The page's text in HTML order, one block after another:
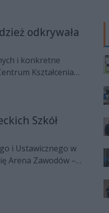
odkrywała
i konkretne
Kształcenia
pokazało, że
Szkół
i Ustawicznego w
Arena Zawodów –
dalszej